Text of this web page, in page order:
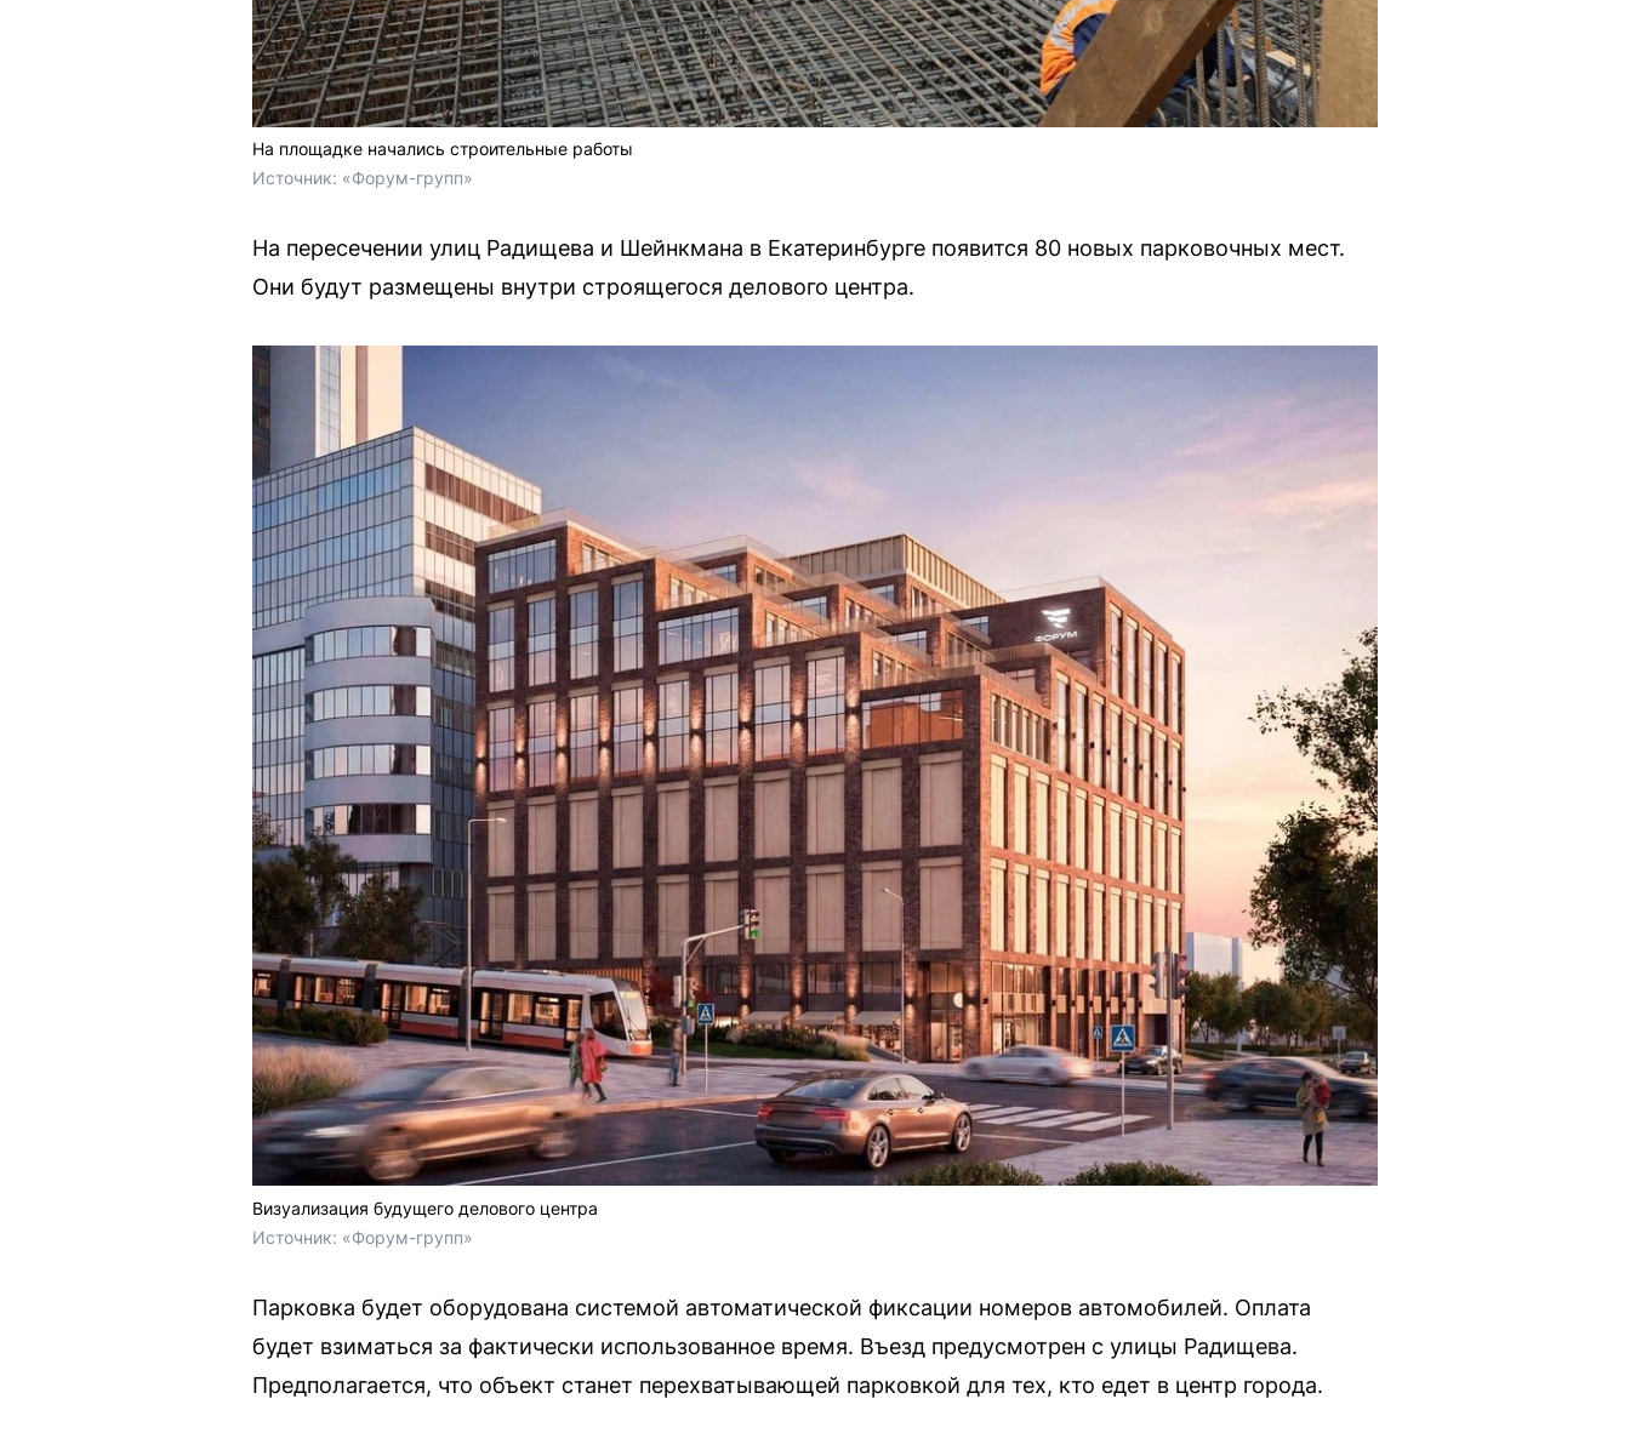
На площадке начались строительные работы
Источник: «Форум-групп»
На пересечении улиц Радищева и Шейнкмана в Екатеринбурге появится 80 новых парковочных мест.
Они будут размещены внутри строящегося делового центра.
Визуализация будущего делового центра
Источник: «Форум-групп»
Парковка будет оборудована системой автоматической фиксации номеров автомобилей. Оплата
будет взиматься за фактически использованное время. Въезд предусмотрен с улицы Радищева.
Предполагается, что объект станет перехватывающей парковкой для тех, кто едет в центр города.